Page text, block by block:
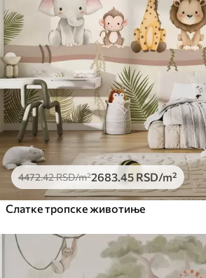
4472.42RSD/m²2683 .45 RSD/m²
Слатке тропске животиње